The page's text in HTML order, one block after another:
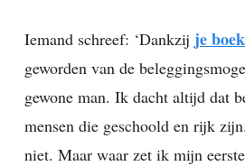
Iemand schreef: ‘Dankzij je boek
geworden van de
gewone man. Ik dacht altijd dat
mensen die geschoold en rijk
niet. Maar waar zet ik mijn